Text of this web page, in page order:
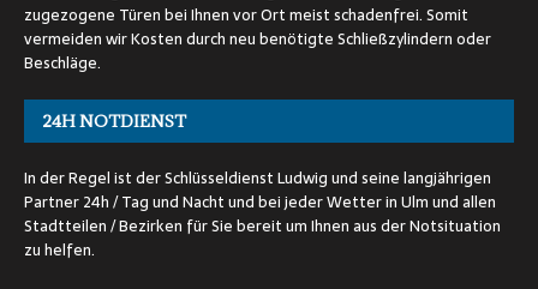
zugezogene Türen bei Ihnen vor Ort meist schadenfrei. Somit
vermeiden wir Kosten durch neu benötigte Schließzylindern oder
Beschläge.
24H NOTDIENST
In der Regel ist der Schlüsseldienst Ludwig und seine langjährigen
Partner 24h / Tag und Nacht und bei jeder Wetter in Ulm und allen
Stadtteilen / Bezirken für Sie bereit um Ihnen aus der Notsituation
zu helfen.